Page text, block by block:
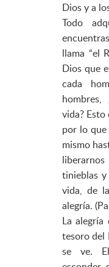
Dios y a
Todo
llama “el
Dios que
cada
vida? Esto
por lo que
mismo
tinieblas
vida, de
alegría.
La
tesoro del
se ve.